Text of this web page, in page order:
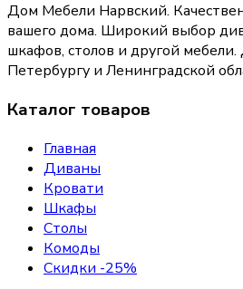
Дом Мебели Нарвский.
вашего дома. Широкий выбор
шкафов, столов и другой
Петербургу и Ленинградской
Каталог товаров
Главная
Диваны
Кровати
Шкафы
Столы
Комоды
Скидки -25%